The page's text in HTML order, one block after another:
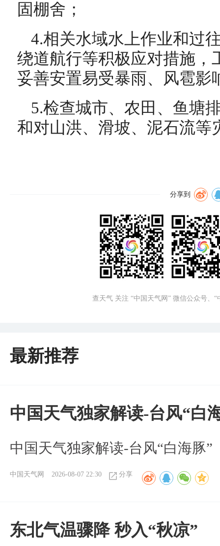
固棚舍；
4.相关水域水上作业和过
绕道航行等积极应对措施，
妥善安置易受暴雨、风雹影
5.检查城市、农田、鱼塘
和对山洪、滑坡、泥石流等
分享到
查天气 关注 “中国天气网” 微信公众号、
最新推荐
中国天气独家解读-台风“白
中国天气独家解读-台风“白海豚”
中国天气网 2026-08-07 22:30 分享
东北气温骤降 秒入“秋凉”